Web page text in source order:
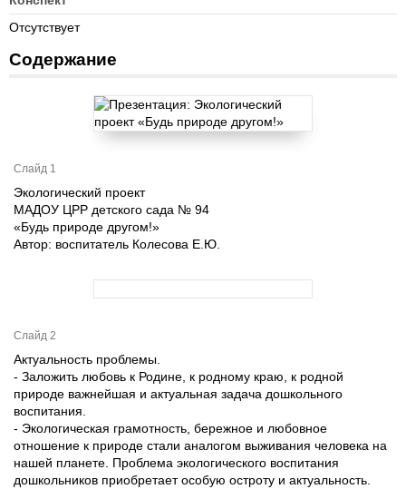
Отсутствует
Содержание
Слайд 1
Экологический проект
МАДОУ ЦРР детского сада № 94
«Будь природе другом!»
Автор: воспитатель Колесова Е.Ю.
Слайд 2
Актуальность проблемы.
- Заложить любовь к Родине, к родному краю, к родной
природе важнейшая и актуальная задача дошкольного
воспитания.
- Экологическая грамотность, бережное и любовное
отношение к природе стали аналогом выживания человека на
нашей планете. Проблема экологического воспитания
дошкольников приобретает особую остроту и актуальность.